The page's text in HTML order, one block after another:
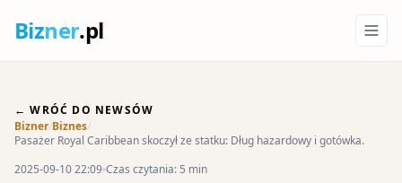
Bizner.pl
← WRÓĆ DO NEWSÓW
Bizner/Biznes/
Pasażer Royal Caribbean skoczył ze statku: Dług hazardowy i gotówka.
2025-09-10 22:09 Czas czytania: 5 min